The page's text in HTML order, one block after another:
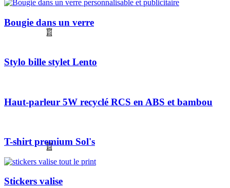
Bougie dans un verre
Stylo bille stylet Lento
Haut-parleur 5W recyclé RCS en ABS et bambou
T-shirt premium Sol's
Stickers valise